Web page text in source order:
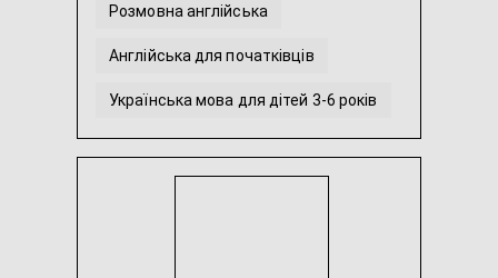
Розмовна англійська
Англійська для початківців
Українська мова для дітей 3-6 років
Англійська мова для малюків 3-4 років